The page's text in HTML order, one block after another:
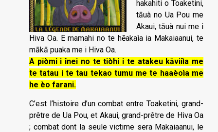
hakahiti o Toaketini,
tāuà no Ua Pou me
Akaui, tāuà nui me i
Hiva Oa. E mamahi no te hēakaìa ia Makaiaanui, te
mākā puaka me i Hiva Oa.
A pīòmi i înei no te tiòhi i te atakeu kāviiìa me
te tatau i te tau tekao tumu me te haaèoìa me
he èo farani.
C’est l’histoire d’un combat entre Toaketini, grand-
prêtre de Ua Pou, et Akaui, grand-prêtre de Hiva Oa
; combat dont la seule victime sera Makaiaanui, le